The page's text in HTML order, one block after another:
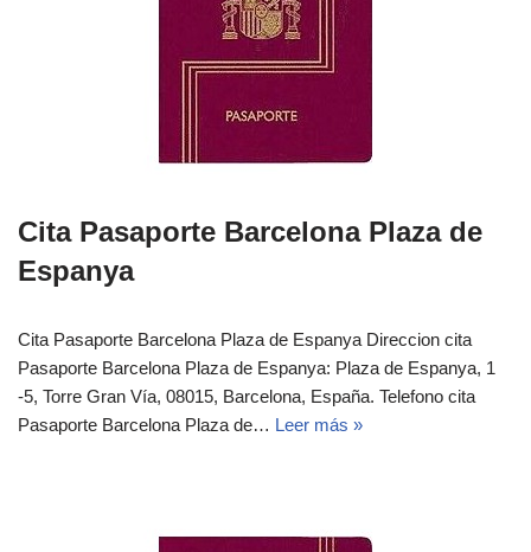
Cita Pasaporte Barcelona Plaza de
Espanya
Cita Pasaporte Barcelona Plaza de Espanya Direccion cita
Pasaporte Barcelona Plaza de Espanya: Plaza de Espanya, 1
-5, Torre Gran Vía, 08015, Barcelona, España. Telefono cita
Pasaporte Barcelona Plaza de… Leer más »